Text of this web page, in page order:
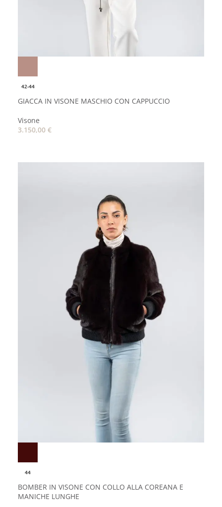
42-44
GIACCA IN VISONE MASCHIO CON CAPPUCCIO
Visone
3.150,00 €
44
BOMBER IN VISONE CON COLLO ALLA COREANA E
MANICHE LUNGHE